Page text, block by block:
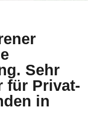
Sehr
für Privat-
in